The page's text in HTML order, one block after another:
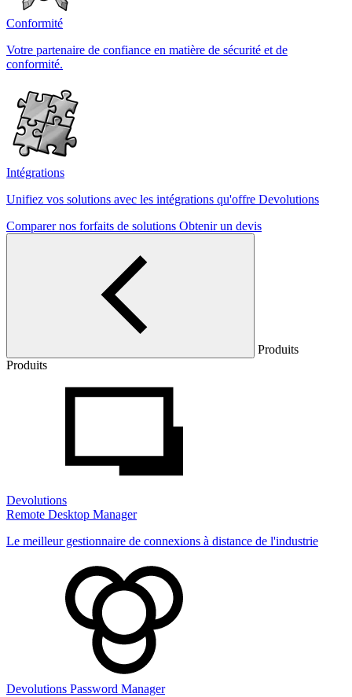
Conformité
Votre partenaire de confiance en matière de sécurité et de
conformité.
Intégrations
Unifiez vos solutions avec les intégrations qu'offre Devolutions
Comparer nos forfaits de solutions Obtenir un devis
Produits
Produits
Devolutions
Remote Desktop Manager
Le meilleur gestionnaire de connexions à distance de l'industrie
Devolutions Password Manager